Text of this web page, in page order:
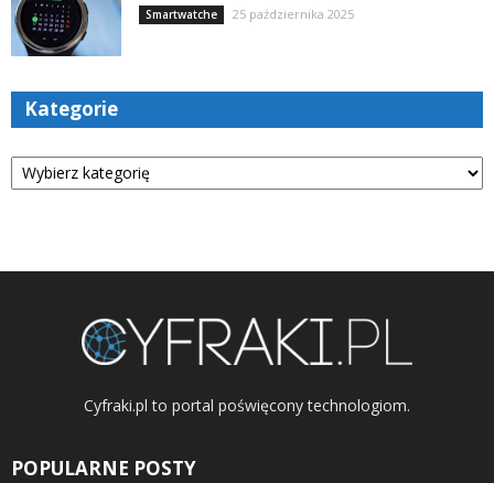
Smartwatche 25 października 2025
Kategorie
Kategorie
Cyfraki.pl to portal poświęcony technologiom.
POPULARNE POSTY